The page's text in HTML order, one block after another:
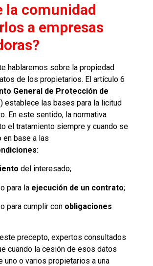
la comunidad
a empresas
hablaremos sobre la propiedad
de los propietarios. El artículo 6
General de Protección de
establece las bases para la licitud
En este sentido, la normativa
el tratamiento siempre y cuando se
en base a las
:
del interesado;
para la ejecución de un contrato;
para cumplir con obligaciones
precepto, expertos consultados
cuando la cesión de esos datos
uno o varios propietarios a una